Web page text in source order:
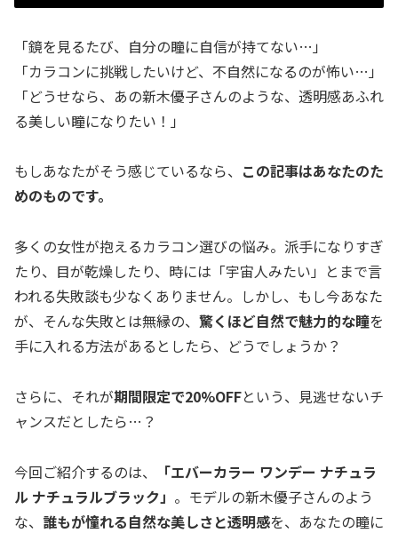
「鏡を見るたび、自分の瞳に自信が持てない…」
「カラコンに挑戦したいけど、不自然になるのが怖い…」
「どうせなら、あの新木優子さんのような、透明感あふれ
る美しい瞳になりたい！」
もしあなたがそう感じているなら、 この記事はあなたのた
めのものです。
多くの女性が抱えるカラコン選びの悩み。派手になりすぎ
たり、目が乾燥したり、時には「宇宙人みたい」とまで言
われる失敗談も少なくありません。しかし、もし今あなた
が、そんな失敗とは無縁の、 驚くほど自然で魅力的な瞳を
手に入れる方法があるとしたら、どうでしょうか？
さらに、それが期間限定で20%OFFという、見逃せないチ
ャンスだとしたら…？
今回ご紹介するのは、
「エバーカラー ワンデー ナチュラ
ル ナチュラルブラック」 。モデルの新木優子さんのよう
な、 誰もが憧れる自然な美しさと透明感を、あなたの瞳に